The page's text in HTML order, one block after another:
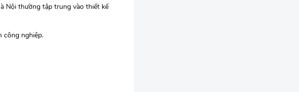
Nội thường tập trung vào thiết kế
công nghiệp.